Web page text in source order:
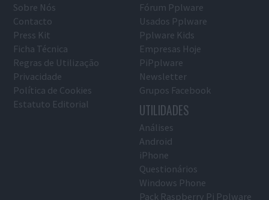
Sobre Nós
Contacto
Press Kit
Ficha Técnica
Regras de Utilização
Privacidade
Política de Cookies
Estatuto Editorial
Fórum Pplware
Usados Pplware
Pplware Kids
Empresas Hoje
PiPplware
Newsletter
Grupos Facebook
UTILIDADES
Análises
Android
iPhone
Questionários
Windows Phone
Pack Raspberry Pi Pplware